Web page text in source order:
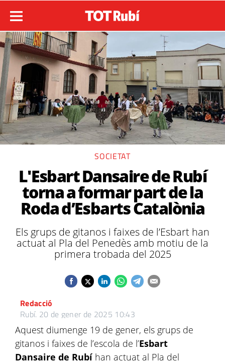
SOCIETAT
L'Esbart Dansaire de Rubí
torna a formar part de la
Roda d’Esbarts Catalònia
Els grups de gitanos i faixes de l’Esbart han
actuat al Pla del Penedès amb motiu de la
primera trobada del 2025
Redacció
Rubí. 20 de gener de 2025 10:43
Aquest diumenge 19 de gener, els grups de
gitanos i faixes de l’escola de l’Esbart
Dansaire de Rubí han actuat al Pla del